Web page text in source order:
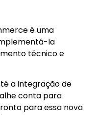
é uma
la
técnico e
a integração de
conta para
para essa nova